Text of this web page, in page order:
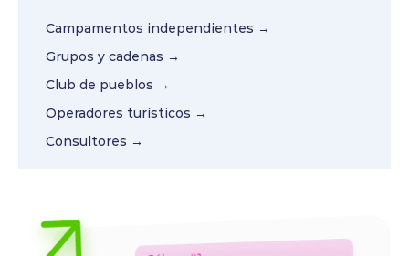
Campamentos independientes →
Grupos y cadenas →
Club de pueblos →
Operadores turísticos →
Consultores →